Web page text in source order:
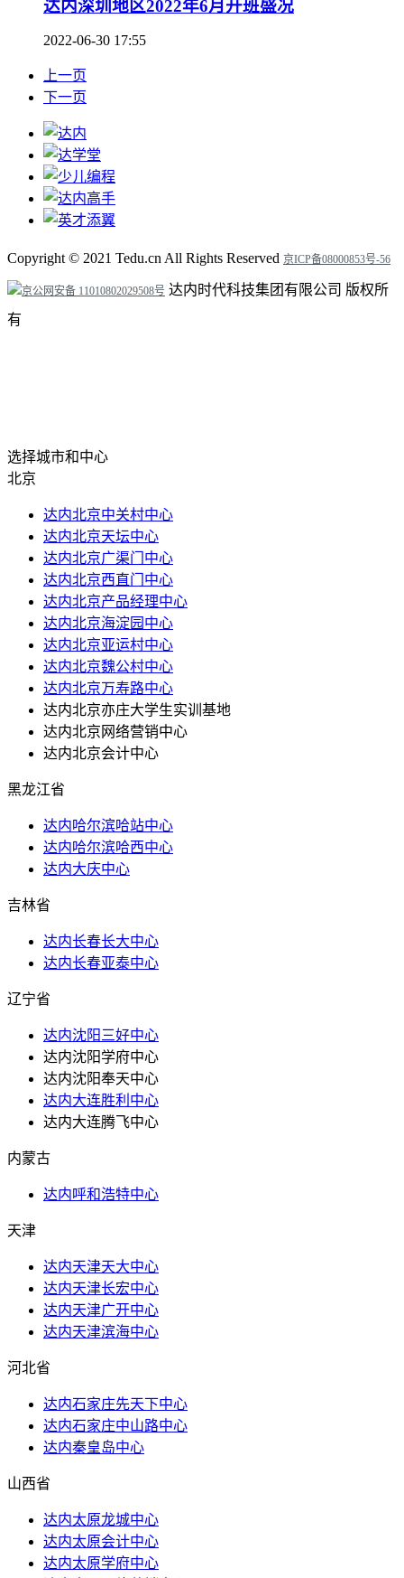
达内深圳地区2022年6月开班盛况
2022-06-30 17:55
上一页
下一页
Copyright © 2021 Tedu.cn All Rights Reserved 京ICP备08000853号-56
京公网安备 11010802029508号 达内时代科技集团有限公司 版权所
有
选择城市和中心
北京
达内北京中关村中心
达内北京天坛中心
达内北京广渠门中心
达内北京西直门中心
达内北京产品经理中心
达内北京海淀园中心
达内北京亚运村中心
达内北京魏公村中心
达内北京万寿路中心
达内北京亦庄大学生实训基地
达内北京网络营销中心
达内北京会计中心
黑龙江省
达内哈尔滨哈站中心
达内哈尔滨哈西中心
达内大庆中心
吉林省
达内长春长大中心
达内长春亚泰中心
辽宁省
达内沈阳三好中心
达内沈阳学府中心
达内沈阳奉天中心
达内大连胜利中心
达内大连腾飞中心
内蒙古
达内呼和浩特中心
天津
达内天津天大中心
达内天津长宏中心
达内天津广开中心
达内天津滨海中心
河北省
达内石家庄先天下中心
达内石家庄中山路中心
达内秦皇岛中心
山西省
达内太原龙城中心
达内太原会计中心
达内太原学府中心